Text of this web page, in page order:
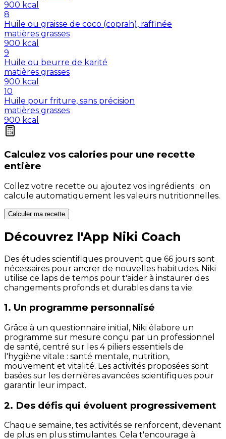
900 kcal
8
Huile ou graisse de coco (coprah), raffinée
matières grasses
900 kcal
9
Huile ou beurre de karité
matières grasses
900 kcal
10
Huile pour friture, sans précision
matières grasses
900 kcal
Calculez vos calories pour une recette
entière
Collez votre recette ou ajoutez vos ingrédients : on
calcule automatiquement les valeurs nutritionnelles.
Calculer ma recette
Découvrez l'App Niki Coach
Des études scientifiques prouvent que 66 jours sont
nécessaires pour ancrer de nouvelles habitudes. Niki
utilise ce laps de temps pour t'aider à instaurer des
changements profonds et durables dans ta vie.
1. Un programme personnalisé
Grâce à un questionnaire initial, Niki élabore un
programme sur mesure conçu par un professionnel
de santé, centré sur les 4 piliers essentiels de
l'hygiène vitale : santé mentale, nutrition,
mouvement et vitalité. Les activités proposées sont
basées sur les dernières avancées scientifiques pour
garantir leur impact.
2. Des défis qui évoluent progressivement
Chaque semaine, tes activités se renforcent, devenant
de plus en plus stimulantes. Cela t'encourage à